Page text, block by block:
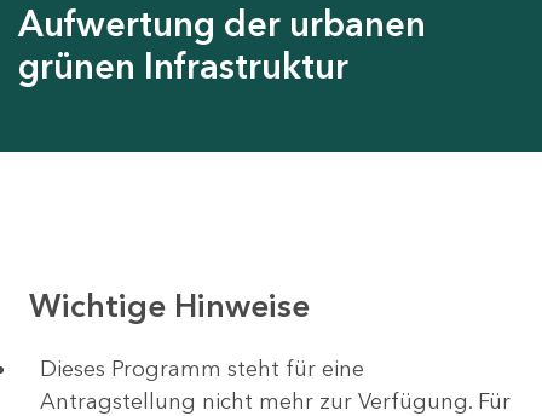
Aufwertung der urbanen
grünen Infrastruktur
Wichtige Hinweise
Dieses Programm steht für eine
Antragstellung nicht mehr zur Verfügung. Für